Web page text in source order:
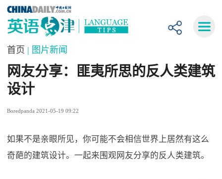
首页 | 图片新闻
网友分享：匪夷所思的反人类建筑
设计
Boredpanda 2021-05-19 09:22
如果不是亲眼所见，你可能不会相信世界上居然有这么
奇葩的建筑设计。一起来围观网友分享的反人类建筑。